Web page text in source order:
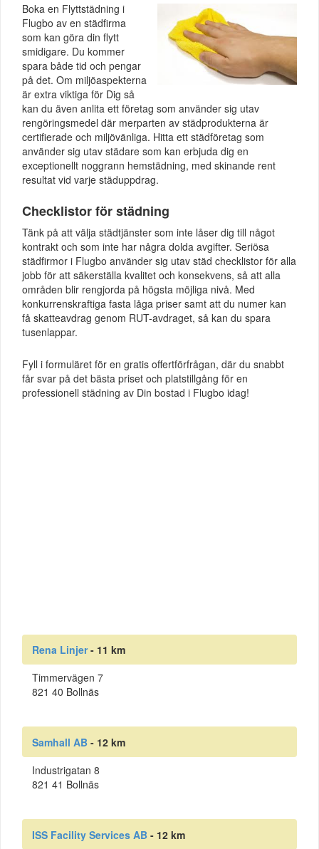
Boka en Flyttstädning i
Flugbo av en städfirma
som kan göra din flytt
smidigare. Du kommer
spara både tid och pengar
på det. Om miljöaspekterna
är extra viktiga för Dig så
kan du även anlita ett företag som använder sig utav
rengöringsmedel där merparten av städprodukterna är
certifierade och miljövänliga. Hitta ett städföretag som
använder sig utav städare som kan erbjuda dig en
exceptionellt noggrann hemstädning, med skinande rent
resultat vid varje städuppdrag.
Checklistor för städning
Tänk på att välja städtjänster som inte låser dig till något
kontrakt och som inte har några dolda avgifter. Seriösa
städfirmor i Flugbo använder sig utav städ checklistor för alla
jobb för att säkerställa kvalitet och konsekvens, så att alla
områden blir rengjorda på högsta möjliga nivå. Med
konkurrenskraftiga fasta låga priser samt att du numer kan
få skatteavdrag genom RUT-avdraget, så kan du spara
tusenlappar.
Fyll i formuläret för en gratis offertförfrågan, där du snabbt
får svar på det bästa priset och platstillgång för en
professionell städning av Din bostad i Flugbo idag!
Rena Linjer- 11 km
Timmervägen 7
821 40 Bollnäs
Samhall AB - 12 km
Industrigatan 8
821 41 Bollnäs
ISS Facility Services AB - 12 km